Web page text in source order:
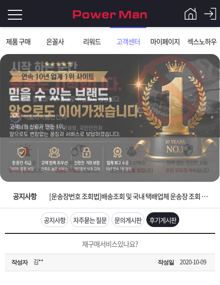
제품 구매 은꼴사 리워드 고객센터 마이페이지 섹스노하우
그
인
이
필
요
니
로
Q&A
파
워
맨
제
품
은
노
객
마
공지사항
입금확인이 안되는 상황을 대비해 꼭 입금후 고객센터 연락바랍니다.
[2026구정 연휴]설 연휴 배송 및 휴무 안내
[운송장번호 조회법]배송조회 및 국내 택배업체 운송장 조회 하는법
[ios앱 오픈]아이폰 고객 앱설치 가능합니다.
[무인택배함 이용 안내] 집 밖에 주소로 택배 받기
입금확인이 안되는 상황을 대비해 꼭 입금후 고객센터 연락바랍니다.
공지사항 자주묻는 질문 문의게시판 후기게시판
재구매서비스있나요?
작성자 김** 작성일 2020-10-09